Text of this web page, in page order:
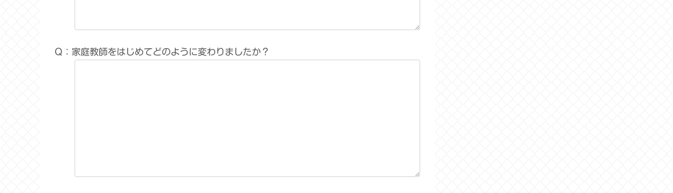
Q：家庭教師をはじめてどのように変わりましたか？